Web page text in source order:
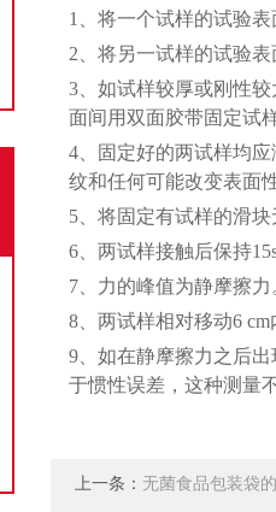
1、将一个试样的试验
2、将另一试样的试验
3、如试样较厚或刚性
面间用双面胶带固定试样
4、固定好的两试样均
纹和任何可能改变表面
5、将固定有试样的滑
6、两试样接触后保持
7、力的峰值为静摩擦力
8、两试样相对移动6
9、如在静摩擦力之后
于惯性误差，这种测量
上一条： 无菌食品包装袋